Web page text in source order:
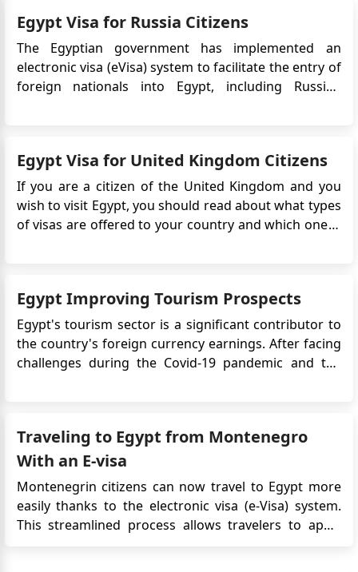
الاسم: [ ندى لكلاكي] رقم الهاتف: [0507293211] البريد
ذكرتِ الشكوى القانونية التي قدمتها، مما يظهر اهتمامك
بالمسائل القانونية. أكدتِ على الخرق الصارخ لقرار منع السفر،
Tatiana
Good morning, I want to visit Morocco for a tourism
purpose. How can I get an appointment to submit my
papers? Grateful
Gregorian calendar due to the lunar cycle,
completing a cycle in about...
Egypt Visa for Russia Citizens
The Egyptian government has implemented an
electronic visa (eVisa) system to facilitate the entry of
foreign nationals into Egypt, including Russian
convenie...
Egypt Visa for United Kingdom Citizens
If you are a citizen of the United Kingdom and you
wish to visit Egypt, you should read about what types
of visas are offered to your country and which one is
Egypt Improving Tourism Prospects
Egypt's tourism sector is a significant contributor to
the country's foreign currency earnings. After facing
challenges during the Covid-19 pandemic and the
Traveling to Egypt from Montenegro
With an E-visa
Montenegrin citizens can now travel to Egypt more
easily thanks to the electronic visa (e-Visa) system.
This streamlined process allows travelers to apply